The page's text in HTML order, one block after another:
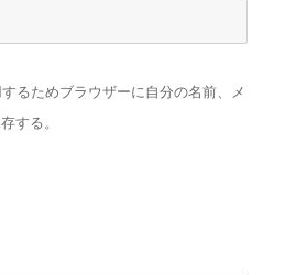
るためブラウザーに自分の名前、メ
する。